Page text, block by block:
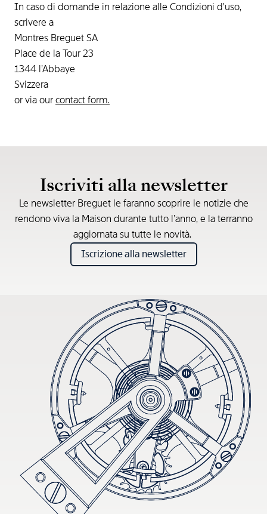
In caso di domande in relazione alle Condizioni d'uso,
scrivere a
Montres Breguet SA
Place de la Tour 23
1344 l’Abbaye
Svizzera
or via ourcontact form.
Iscriviti alla newsletter
Le newsletter Breguet le faranno scoprire le notizie che
rendono viva la Maison durante tutto l’anno, e la terranno
aggiornata su tutte le novità.
Iscrizione alla newsletter